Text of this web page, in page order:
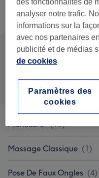
Recherchez dans
Manucure (10)
Massage Classique (1)
Pose De Faux Ongles (4)
analyser notre trafic.
informations sur la
avec nos partenaires
publicité et de médias
de cookies
Paramètres des
cookies